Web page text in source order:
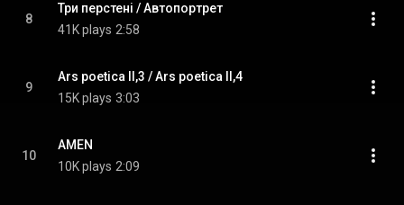
8
Три перстені / Автопортрет
41K plays 2:58
9
Ars poetica II,3 / Ars poetica II,4
15K plays 3:03
10
AMEN
10K plays 2:09